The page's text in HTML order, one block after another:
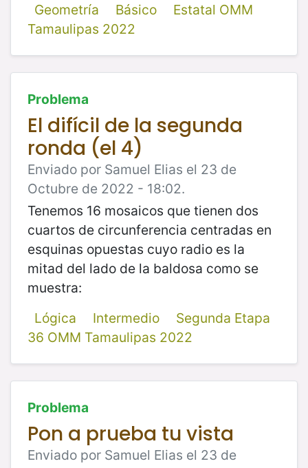
Geometría
Básico
Estatal OMM
Tamaulipas 2022
Problema
El difícil de la segunda
ronda (el 4)
Enviado por Samuel Elias el 23 de
Octubre de 2022 - 18:02.
Tenemos 16 mosaicos que tienen dos
cuartos de circunferencia centradas en
esquinas opuestas cuyo radio es la
mitad del lado de la baldosa como se
muestra:
Lógica
Intermedio
Segunda Etapa
36 OMM Tamaulipas 2022
Problema
Pon a prueba tu vista
Enviado por Samuel Elias el 23 de